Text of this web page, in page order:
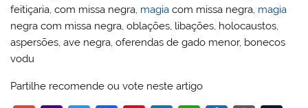
feitiçaria, com missa negra, magia com missa negra, magia
negra com missa negra, oblações, libações, holocaustos,
aspersões, ave negra, oferendas de gado menor, bonecos
vodu
Partilhe recomende ou vote neste artigo